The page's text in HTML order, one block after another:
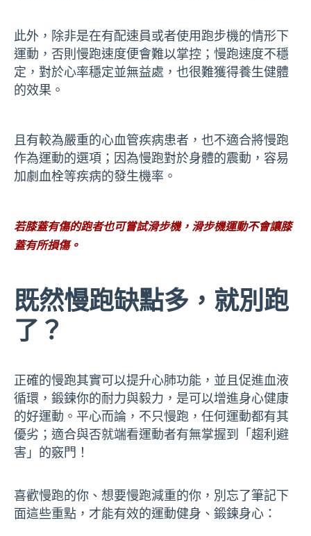
此外，除非是在有配速員或者使用跑步機的情形下
運動，否則慢跑速度便會難以掌控；慢跑速度不穩
定，對於心率穩定並無益處，也很難獲得養生健體
的效果。
且有較為嚴重的心血管疾病患者，也不適合將慢跑
作為運動的選項；因為慢跑對於身體的震動，容易
加劇血栓等疾病的發生機率。
若膝蓋有傷的跑者也可嘗試滑步機，滑步機運動不會讓膝
蓋有所損傷。
既然慢跑缺點多，就別跑
了？
正確的慢跑其實可以提升心肺功能，並且促進血液
循環，鍛鍊你的耐力與毅力，是可以增進身心健康
的好運動。平心而論，不只慢跑，任何運動都有其
優劣；適合與否就端看運動者有無掌握到「趨利避
害」的竅門！
喜歡慢跑的你、想要慢跑減重的你，別忘了筆記下
面這些重點，才能有效的運動健身、鍛鍊身心：